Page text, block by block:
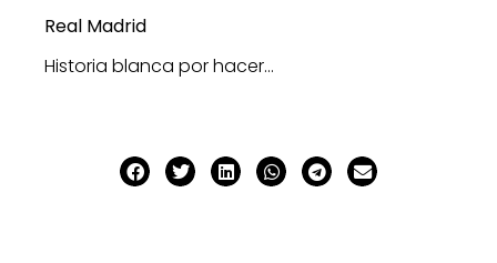
Real Madrid
Historia blanca por hacer…